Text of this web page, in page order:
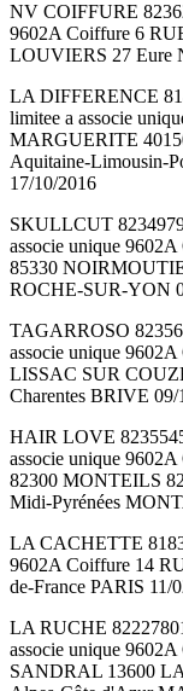
NV COIFFURE
9602A Coiffure 6
LOUVIERS 27 Eure
LA DIFFERENCE
limitee a associe
MARGUERITE
Aquitaine-Limousin-
17/10/2016
SKULLCUT
associe unique
85330
ROCHE-SUR-YON
TAGARROSO
associe unique
LISSAC SUR
Charentes BRIVE 09/
HAIR LOVE
associe unique
82300 MONTEILS
Midi-Pyrénées
LA CACHETTE
9602A Coiffure 14
de-France PARIS 11/
LA RUCHE
associe unique
SANDRAL 13600